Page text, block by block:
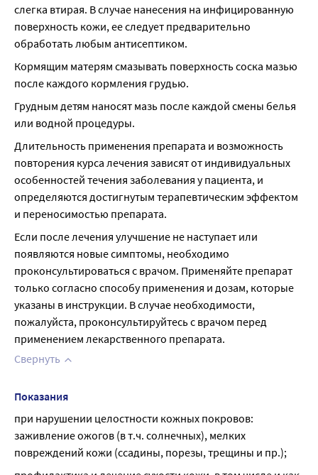
слегка втирая. В случае нанесения на инфицированную
поверхность кожи, ее следует предварительно
обработать любым антисептиком.
Кормящим матерям смазывать поверхность соска мазью
после каждого кормления грудью.
Грудным детям наносят мазь после каждой смены белья
или водной процедуры.
Длительность применения препарата и возможность
повторения курса лечения зависят от индивидуальных
особенностей течения заболевания у пациента, и
определяются достигнутым терапевтическим эффектом
и переносимостью препарата.
Если после лечения улучшение не наступает или
появляются новые симптомы, необходимо
проконсультироваться с врачом. Применяйте препарат
только согласно способу применения и дозам, которые
указаны в инструкции. В случае необходимости,
пожалуйста, проконсультируйтесь с врачом перед
применением лекарственного препарата.
Свернуть
Показания
при нарушении целостности кожных покровов:
заживление ожогов (в т.ч. солнечных), мелких
повреждений кожи (ссадины, порезы, трещины и пр.);